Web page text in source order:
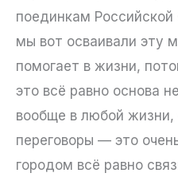
поединкам
мы вот осваивали эту
помогает в жизни,
это всё равно основа
вообще в любой жизни,
переговоры — это
городом всё равно